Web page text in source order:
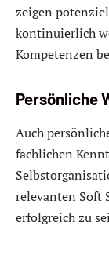
zeigen
kontinuierlich
Kompetenzen
Persönliche
Auch
fachlichen
relevanten Soft
erfolgreich zu